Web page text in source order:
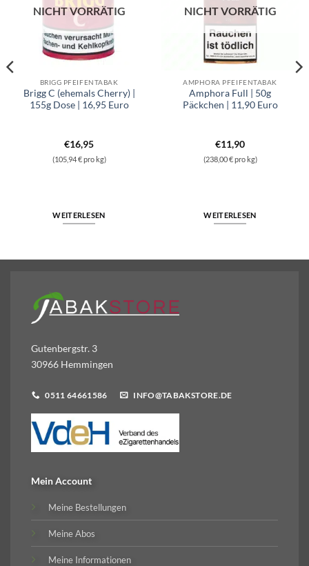
NICHT VORRÄTIG
BRIGG PFEIFENTABAK
Brigg C (ehemals Cherry) |
155g Dose | 16,95 Euro
€16,95
(105,94 € pro kg)
WEITERLESEN
NICHT VORRÄTIG
AMPHORA PFEIFENTABAK
Amphora Full | 50g
Päckchen | 11,90 Euro
€11,90
(238,00 € pro kg)
WEITERLESEN
Gutenbergstr. 3
30966 Hemmingen
0511 64661586 INFO@TABAKSTORE.DE
Mein Account
Meine Bestellungen
Meine Abos
Meine Informationen